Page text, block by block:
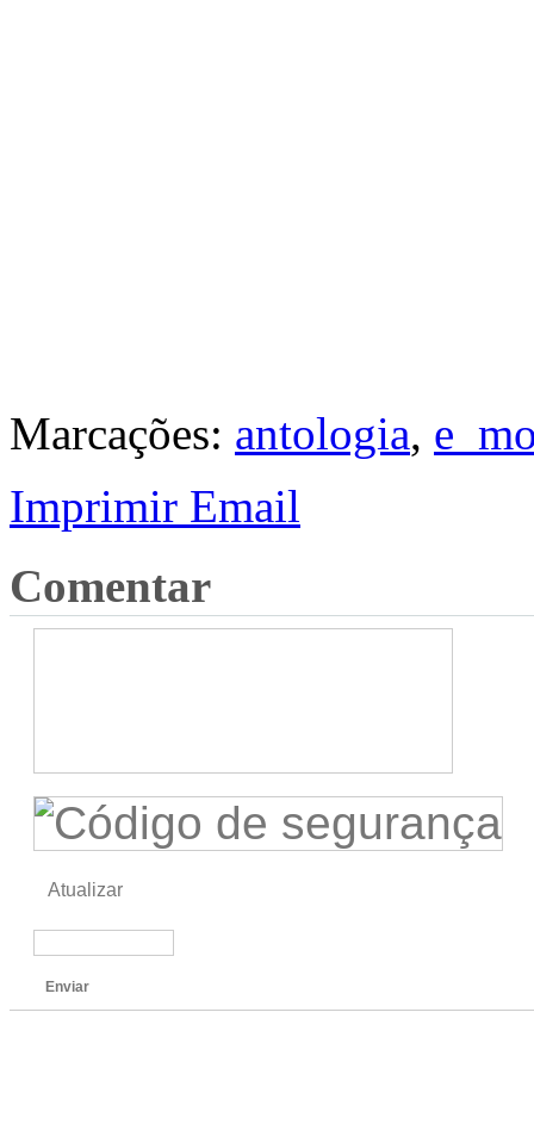
Marcações: antologia,
Imprimir Email
Comentar
Atualizar
Enviar